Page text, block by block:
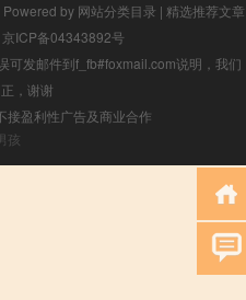
Powered by 网站分类目录 | 精选推荐文章
京ICP备04343892号
可发邮件到f_fb#foxmail.com说明，我们
，谢谢
接盈利性广告及商业合作
孩